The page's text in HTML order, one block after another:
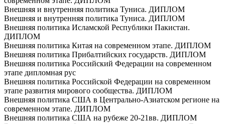
Внешняя и внутренняя политика Туниса. ДИПЛОМ
Внешняя и внутренняя политика Туниса. ДИПЛОМ
Внешняя политика Исламской Республики Пакистан.
ДИПЛОМ
Внешняя политика Китая на современном этапе. ДИПЛОМ
Внешняя политика Прибалтийских государств. ДИПЛОМ
Внешняя политика Российский Федерации на современном
этапе дипломная рус
Внешняя политика Российской Федерации на современном
этапе развития мирового сообщества. ДИПЛОМ
Внешняя политика США в Центрально-Азиатском регионе на
современном этапе. ДИПЛОМ
Внешняя политика США на рубеже 20-21вв. ДИПЛОМ